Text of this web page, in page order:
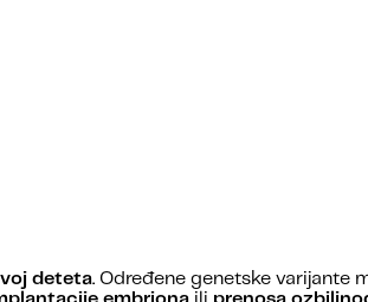
deteta. Određene genetske varijante